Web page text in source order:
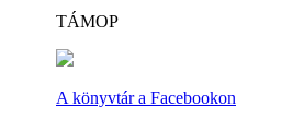
TÁMOP
A könyvtár a Facebookon